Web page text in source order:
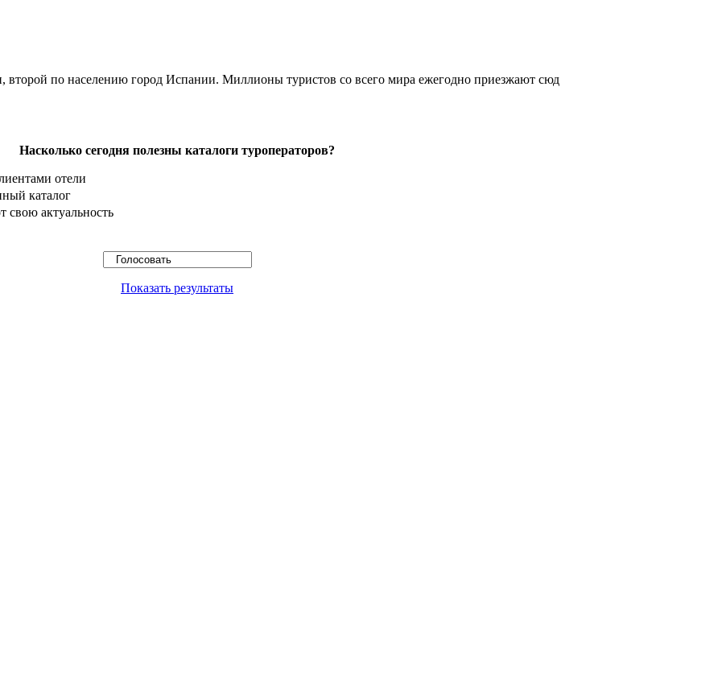
второй по населению город Испании. Миллионы туристов со всего мира ежегодно приезжают сюд
Насколько сегодня полезны каталоги туроператоров?
отели
каталог
свою актуальность
Показать результаты